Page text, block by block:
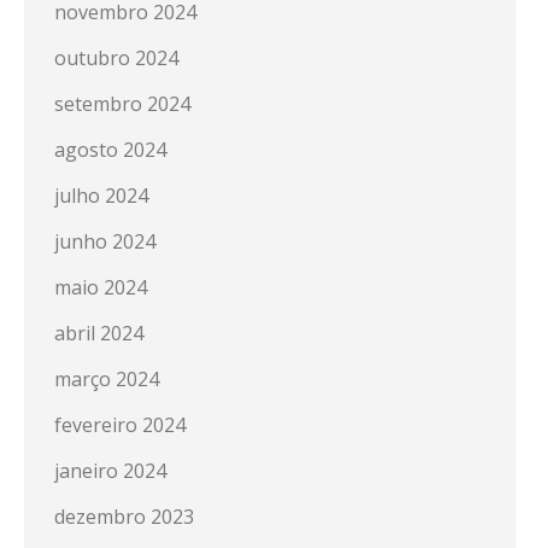
novembro 2024
outubro 2024
setembro 2024
agosto 2024
julho 2024
junho 2024
maio 2024
abril 2024
março 2024
fevereiro 2024
janeiro 2024
dezembro 2023